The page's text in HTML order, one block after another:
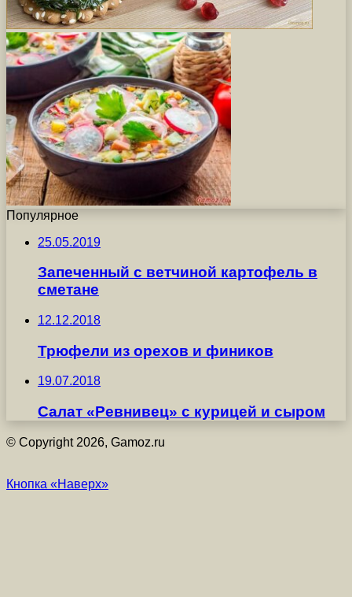
Популярное
25.05.2019
Запеченный с ветчиной картофель в
сметане
12.12.2018
Трюфели из орехов и фиников
19.07.2018
Салат «Ревнивец» с курицей и сыром
© Copyright 2026, Gamoz.ru
Кнопка «Наверх»